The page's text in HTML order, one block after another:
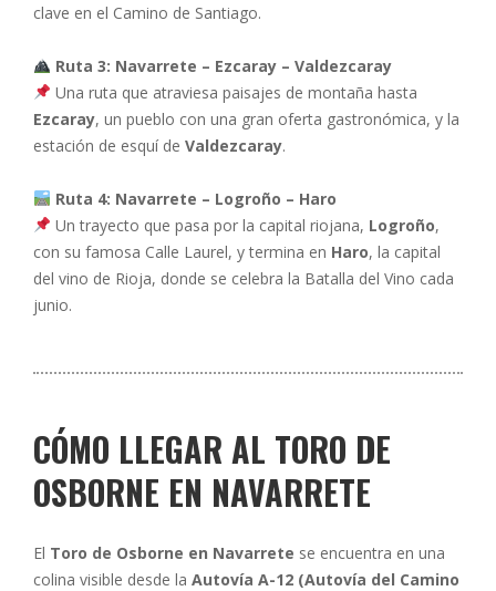
clave en el Camino de Santiago.
Ruta 3: Navarrete – Ezcaray – Valdezcaray
Una ruta que atraviesa paisajes de montaña hasta
Ezcaray, un pueblo con una gran oferta gastronómica, y la
estación de esquí de Valdezcaray.
Ruta 4: Navarrete – Logroño – Haro
Un trayecto que pasa por la capital riojana, Logroño,
con su famosa Calle Laurel, y termina en Haro, la capital
del vino de Rioja, donde se celebra la Batalla del Vino cada
junio.
CÓMO LLEGAR AL TORO DE
OSBORNE EN NAVARRETE
El Toro de Osborne en Navarrete se encuentra en una
colina visible desde la Autovía A-12 (Autovía del Camino